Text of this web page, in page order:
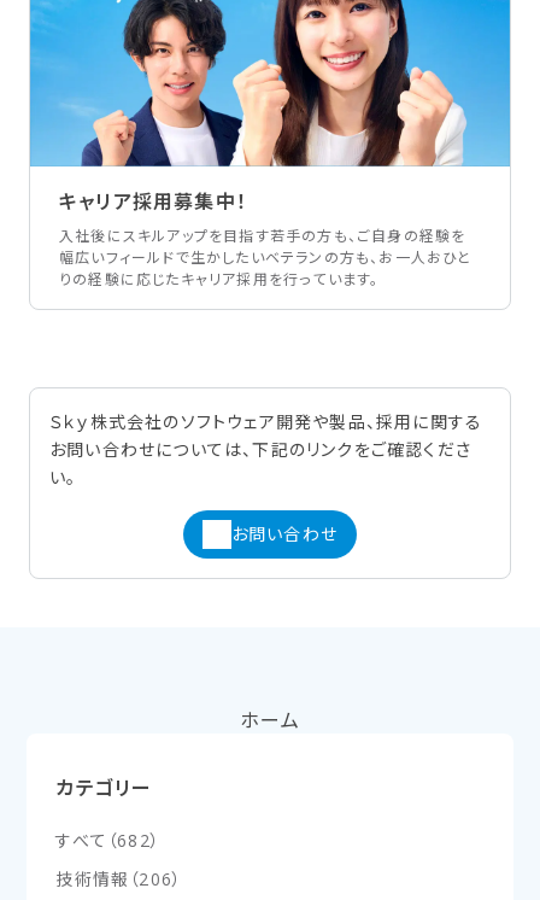
キャリア採用募集中！
入社後にスキルアップを目指す若手の方も、ご自身の経験を
幅広いフィールドで生かしたいベテランの方も、お一人おひと
りの経験に応じたキャリア採用を行っています。
Ｓｋｙ株式会社のソフトウェア開発や製品、採用に関する
お問い合わせについては、下記のリンクをご確認くださ
い。
お問い合わせ
ホーム
カテゴリー
すべて （682）
技術情報 （206）